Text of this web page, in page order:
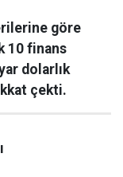
göre
10 finans
dolarlık
çekti.